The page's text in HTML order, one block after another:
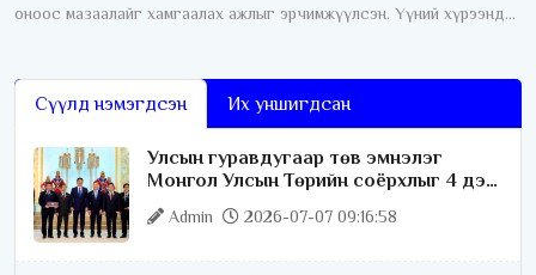
оноос мазаалайг хамгаалах ажлыг эрчимжүүлсэн. Үүний хүрээнд
Сүүлд нэмэгдсэн Их уншигдсан
Улсын гуравдугаар төв эмнэлэг
Монгол Улсын Төрийн соёрхлыг 4 дэх
удаагаа хүртлээ
Admin 2026-07-07 09:16:58